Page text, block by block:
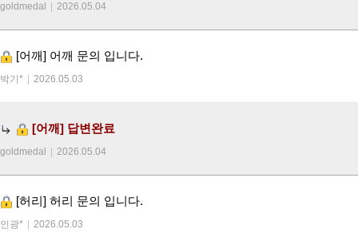
goldmedal 2026.05.04
[어깨] 어깨 문의 입니다.
박기* 2026.05.03
[어깨] 답변완료
goldmedal 2026.05.04
[허리] 허리 문의 입니다.
인광* 2026.05.03